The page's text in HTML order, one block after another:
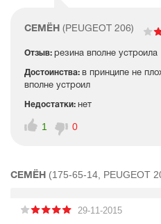
СЕМЁН (PEUGEOT 206)
Отзыв: резина вполне устроила
Достоинства: в принципе не
вполне устроил
Недостатки: нет
1 0
СЕМЁН (175-65-14, PEUGEOT
29-11-2015